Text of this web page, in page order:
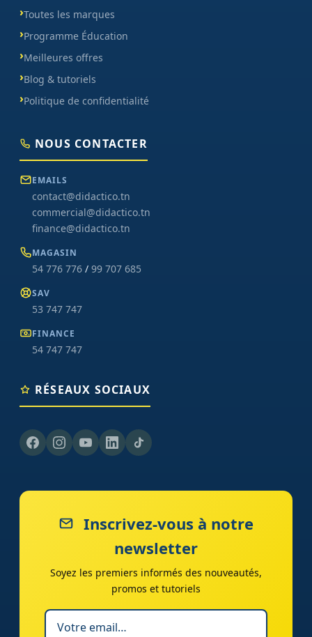
Toutes les marques
Programme Éducation
Meilleures offres
Blog & tutoriels
Politique de confidentialité
NOUS CONTACTER
EMAILS
contact@didactico.tn
commercial@didactico.tn
finance@didactico.tn
MAGASIN
54 776 776 / 99 707 685
SAV
53 747 747
FINANCE
54 747 747
RÉSEAUX SOCIAUX
Inscrivez-vous à notre
newsletter
Soyez les premiers informés des nouveautés,
promos et tutoriels